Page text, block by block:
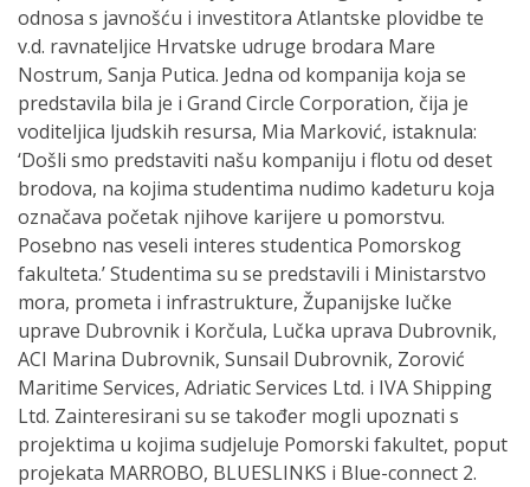
odnosa s javnošću i investitora Atlantske plovidbe te
v.d. ravnateljice Hrvatske udruge brodara Mare
Nostrum, Sanja Putica. Jedna od kompanija koja se
predstavila bila je i Grand Circle Corporation, čija je
voditeljica ljudskih resursa, Mia Marković, istaknula:
‘Došli smo predstaviti našu kompaniju i flotu od deset
brodova, na kojima studentima nudimo kadeturu koja
označava početak njihove karijere u pomorstvu.
Posebno nas veseli interes studentica Pomorskog
fakulteta.’ Studentima su se predstavili i Ministarstvo
mora, prometa i infrastrukture, Županijske lučke
uprave Dubrovnik i Korčula, Lučka uprava Dubrovnik,
ACI Marina Dubrovnik, Sunsail Dubrovnik, Zorović
Maritime Services, Adriatic Services Ltd. i IVA Shipping
Ltd. Zainteresirani su se također mogli upoznati s
projektima u kojima sudjeluje Pomorski fakultet, poput
projekata MARROBO, BLUESLINKS i Blue-connect 2.